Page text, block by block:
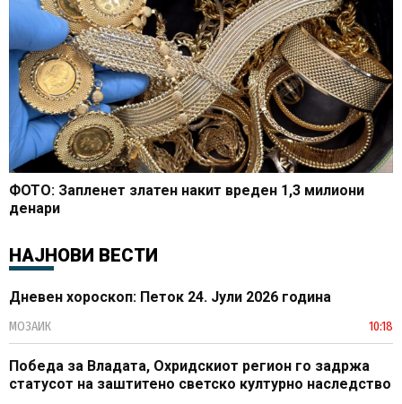
ФОТО: Запленет златен накит вреден 1,3 милиони
денари
НАЈНОВИ ВЕСТИ
Дневен хороскоп: Петок 24. Јули 2026 година
МОЗАИК 10:18
Победа за Владата, Охридскиот регион го задржа
статусот на заштитено светско културно наследство